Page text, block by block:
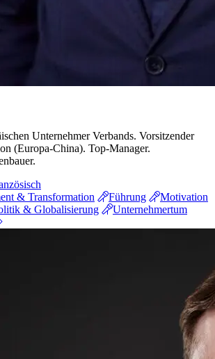
Unternehmer Verbands. Vorsitzender
(Europa-China). Top-Manager.
& Transformation
Führung
Motivation
& Globalisierung
Unternehmertum